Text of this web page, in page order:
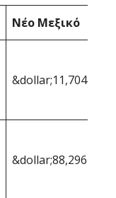
Νέο Μεξικό
&dollar;11,704
&dollar;88,296